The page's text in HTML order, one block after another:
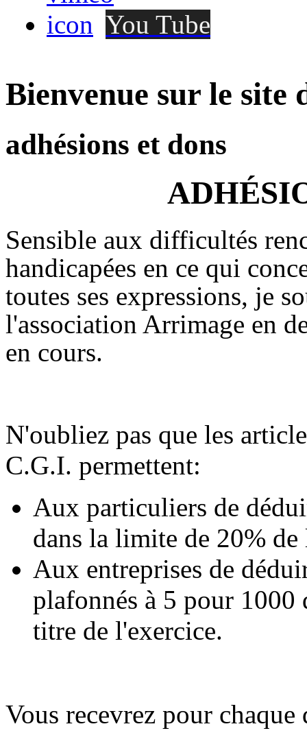
You Tube
Bienvenue sur le site
adhésions et dons
Sensible aux difficultés
handicapées en ce qui
toutes ses expressions, je
l'association Arrimage en
en cours.
N'oubliez pas que les
C.G.I. permettent:
Aux particuliers de
dans la limite de 20%
Aux entreprises de
plafonnés à 5 pour
titre de l'exercice.
Vous recevrez pour